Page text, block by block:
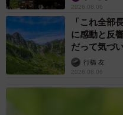
2026.08.06
「これ全部
に感動と反
だって気づい
行橋 友
2026.08.06